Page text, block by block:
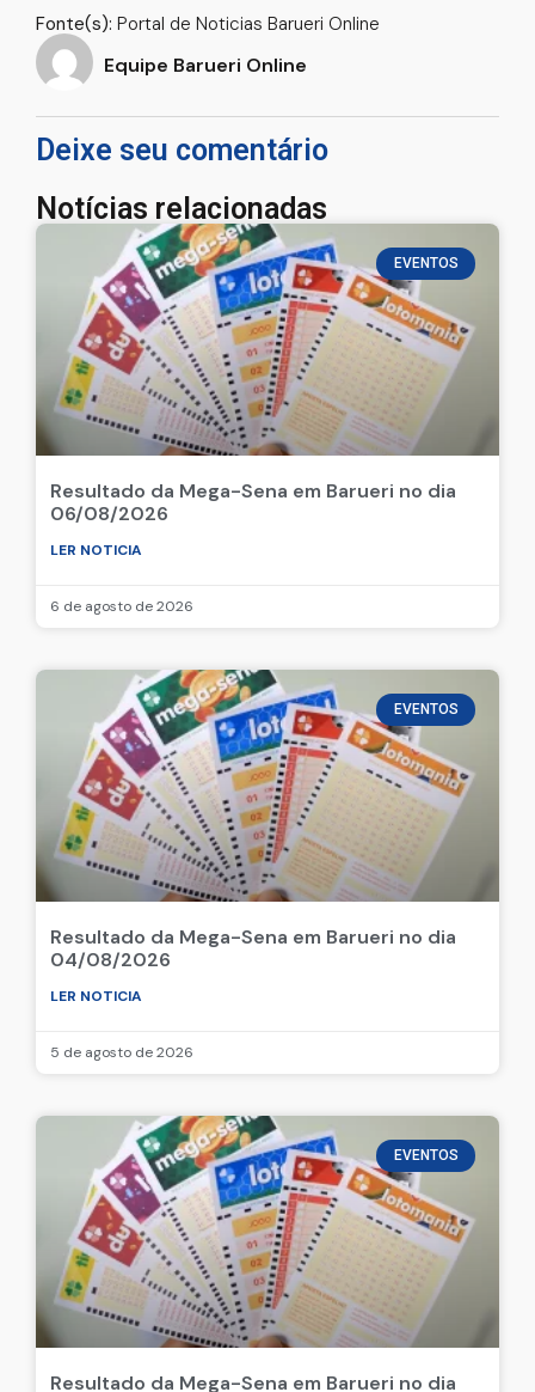
Fonte(s): Portal de Noticias Barueri Online
Equipe Barueri Online
Deixe seu comentário
Notícias relacionadas
EVENTOS
Resultado da Mega-Sena em Barueri no dia
06/08/2026
LER NOTICIA
6 de agosto de 2026
EVENTOS
Resultado da Mega-Sena em Barueri no dia
04/08/2026
LER NOTICIA
5 de agosto de 2026
EVENTOS
Resultado da Mega-Sena em Barueri no dia